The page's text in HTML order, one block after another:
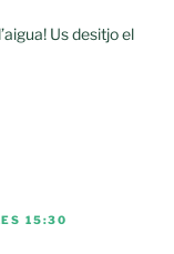
Us desitjo el
15:30